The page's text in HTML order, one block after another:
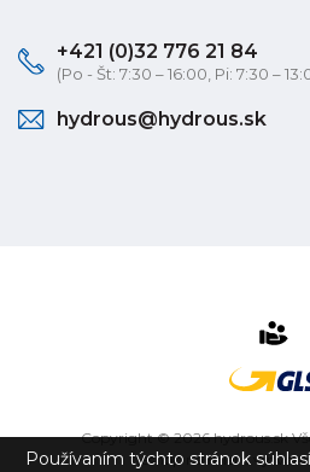
+421 (0)32 776 21 84
(Po - Št: 7:30 – 16:00, Pi: 7:30 –
hydrous@hydrous.sk
Copyright © 2026 hydrous.sk
eshop na mieru
Používaním týchto stránok